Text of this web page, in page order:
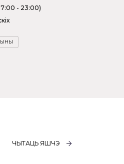
- 23:00)
ЧЫТАЦЬ ЯШЧЭ